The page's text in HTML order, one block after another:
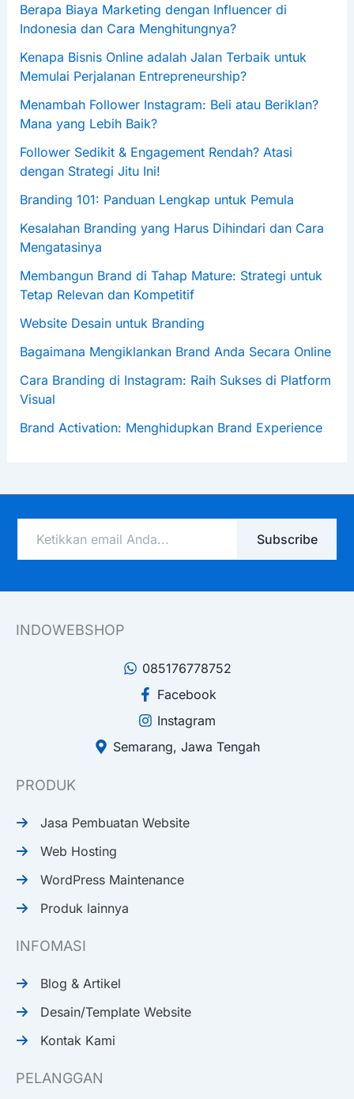
Berapa Biaya Marketing dengan Influencer di
Indonesia dan Cara Menghitungnya?
Kenapa Bisnis Online adalah Jalan Terbaik untuk
Memulai Perjalanan Entrepreneurship?
Menambah Follower Instagram: Beli atau Beriklan?
Mana yang Lebih Baik?
Follower Sedikit & Engagement Rendah? Atasi
dengan Strategi Jitu Ini!
Branding 101: Panduan Lengkap untuk Pemula
Kesalahan Branding yang Harus Dihindari dan Cara
Mengatasinya
Membangun Brand di Tahap Mature: Strategi untuk
Tetap Relevan dan Kompetitif
Website Desain untuk Branding
Bagaimana Mengiklankan Brand Anda Secara Online
Cara Branding di Instagram: Raih Sukses di Platform
Visual
Brand Activation: Menghidupkan Brand Experience
email
Anda...
Subscribe
INDOWEBSHOP
085176778752
Facebook
Instagram
Semarang, Jawa Tengah
PRODUK
Jasa Pembuatan Website
Web Hosting
WordPress Maintenance
Produk lainnya
INFOMASI
Blog & Artikel
Desain/Template Website
Kontak Kami
PELANGGAN